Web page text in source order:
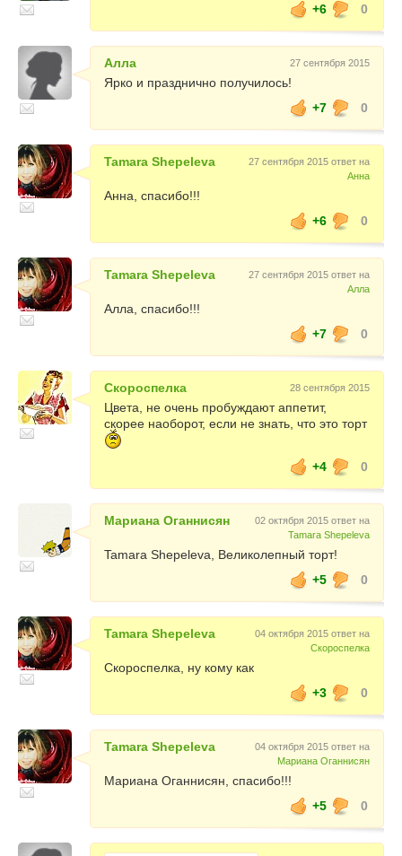
+6
0
Алла 27 сентября 2015
Ярко и празднично получилось!
+7
0
Tamara Shepeleva
27 сентября 2015 ответ на
Анна
Анна, спасибо!!!
+6
0
Tamara Shepeleva
27 сентября 2015 ответ на
Алла
Алла, спасибо!!!
+7
0
Скороспелка 28 сентября 2015
Цвета, не очень пробуждают аппетит,
скорее наоборот, если не знать, что это торт
+4 0
Мариана Оганнисян
02 октября 2015 ответ на
Tamara Shepeleva
Tamara Shepeleva, Великолепный торт!
+5
0
Tamara Shepeleva
04 октября 2015 ответ на
Скороспелка
Скороспелка, ну кому как
+3
0
Tamara Shepeleva
04 октября 2015 ответ на
Мариана Оганнисян
Мариана Оганнисян, спасибо!!!
+5
0